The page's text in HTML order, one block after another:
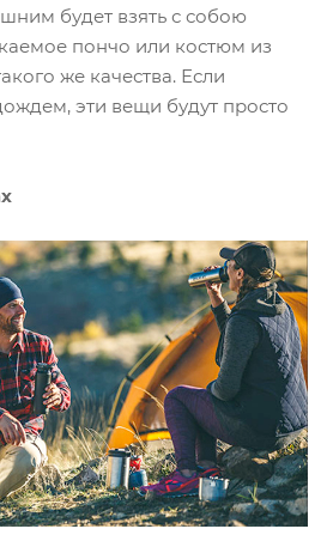
будет взять с собою
пончо или костюм из
же качества. Если
эти вещи будут просто